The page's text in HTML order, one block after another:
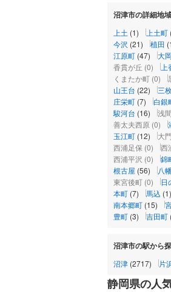
沼津市の詳細地
上土 (1) 上土町
今沢 (21) 植田
江原町 (47) 大岡
香貫が丘 (0)
くまたか町 (0)
山王台 (22) 三
庄栄町 (7) 白銀
駿河台 (16) 浅
善太夫西原 (0)
玉江町 (12) 大
西浦足保 (0) 西
西浦平沢 (0) 錦
根古屋 (56) 八
東宮後町 (0) 日
本町 (7) 馬込 (1)
南本郷町 (15)
豊町 (3) 吉田町
沼津市の駅から
沼津 (2717) 片
静岡県の人